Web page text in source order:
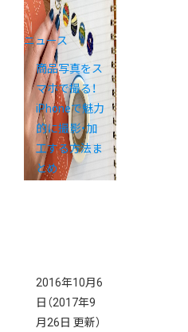
ニュース
商品写真をス
マホで撮る！
iPhoneで魅力
的に撮影・加
工する方法ま
とめ
2016年10月6
日 （2017年9
月26日 更新）